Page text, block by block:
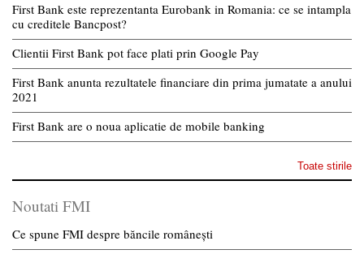
First Bank este reprezentanta Eurobank in Romania: ce se intampla
cu creditele Bancpost?
Clientii First Bank pot face plati prin Google Pay
First Bank anunta rezultatele financiare din prima jumatate a anului
2021
First Bank are o noua aplicatie de mobile banking
Toate stirile
Noutati FMI
Ce spune FMI despre băncile românești